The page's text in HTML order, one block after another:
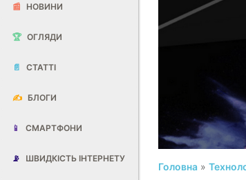
📰 НОВИНИ
🏆 ОГЛЯДИ
📄 СТАТТІ
✍️ БЛОГИ
📱 СМАРТФОНИ
📡 ШВИДКІСТЬ ІНТЕРНЕТУ
Головна »